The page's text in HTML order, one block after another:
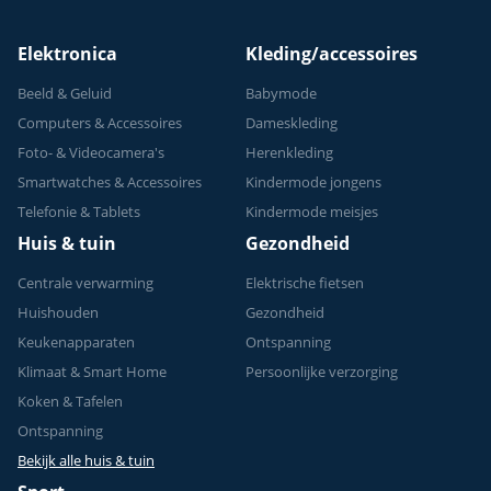
Elektronica
Beeld & Geluid
Computers & Accessoires
Foto- & Videocamera's
Smartwatches & Accessoires
Telefonie & Tablets
Kleding/accessoires
Babymode
Dameskleding
Herenkleding
Kindermode jongens
Kindermode meisjes
Huis & tuin
Centrale verwarming
Huishouden
Keukenapparaten
Klimaat & Smart Home
Koken & Tafelen
Ontspanning
Bekijk alle huis & tuin
Gezondheid
Elektrische fietsen
Gezondheid
Ontspanning
Persoonlijke verzorging